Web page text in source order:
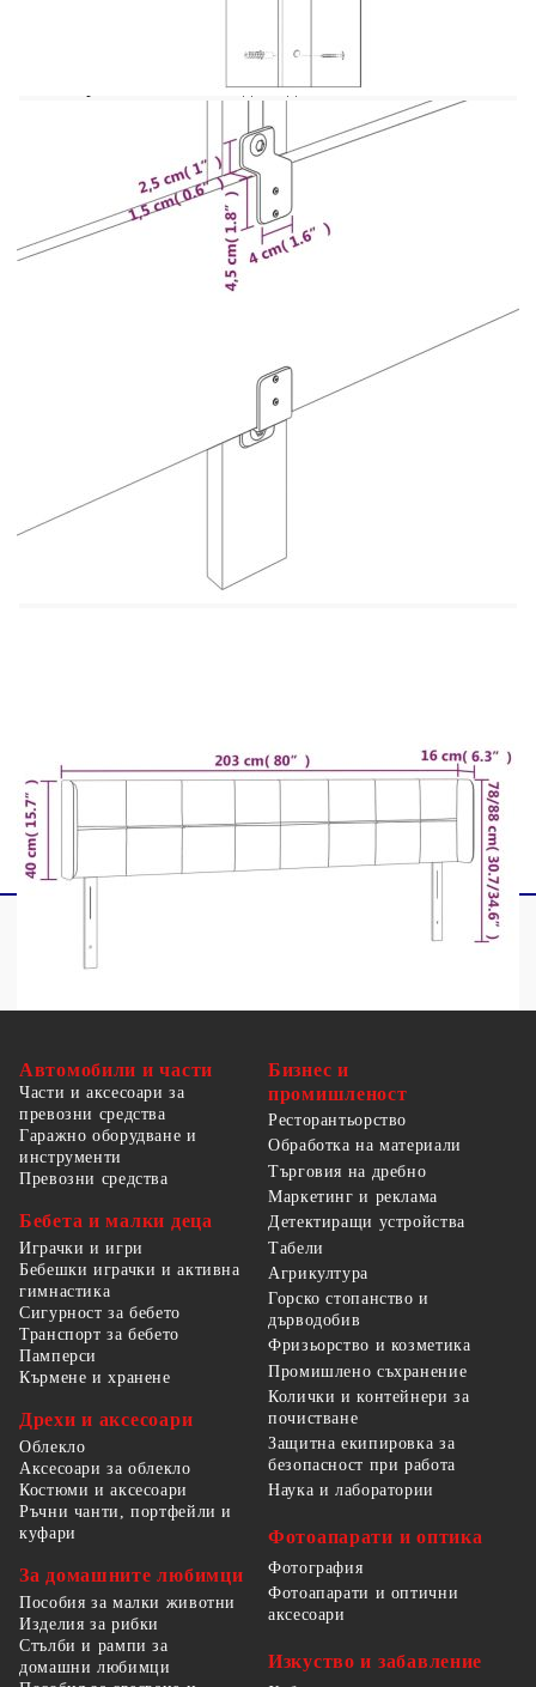
дизайн придава на рамката на леглото ви
завършена визия и подхожда на всяка спалня.
Издържлива тъкан: Тъканта се отличава със
семпъл и изчистен вид и е дишаща и
издръжлива.Здрави и стабилни крака:
Дървените крака осигуряват здравина и
стабилност.Регулируема височина: Горната
табла за легло се регулира на височина според
вашите предпочитания.Отлична опора: Горната
част на леглото ви осигурява отлична опора за
гърба, докато седите в леглото, за да четете или
легло и матракът не са включени. Можете да
проверите нашия магазин за подходящите рамки
и матраци.Всеки продукт се доставя с
ръководство за сглобяване в кашона за лесно
Цвят: Тъмнокафяв
Материал: Плат (100% полиестер),
Материал на пълнежа: Пяна
2 x Уши
Автомобили и части
Части и аксесоари за
превозни средства
Гаражно оборудване и
инструменти
Превозни средства
Бебета и малки деца
Играчки и игри
Бебешки играчки и активна
гимнастика
Сигурност за бебето
Транспорт за бебето
Памперси
Кърмене и хранене
Дрехи и аксесоари
Облекло
Аксесоари за облекло
Костюми и аксесоари
Ръчни чанти, портфейли и
куфари
За домашните любимци
Пособия за малки животни
Изделия за рибки
Стълби и рампи за
домашни любимци
Бизнес и
промишленост
Ресторантьорство
Обработка на материали
Търговия на дребно
Маркетинг и реклама
Детектиращи устройства
Табели
Агрикултура
Горско стопанство и
дърводобив
Фризьорство и козметика
Промишлено съхранение
Колички и контейнери за
почистване
Защитна екипировка за
безопасност при работа
Наука и лаборатории
Фотоапарати и оптика
Фотография
Фотоапарати и оптични
аксесоари
Изкуство и забавление